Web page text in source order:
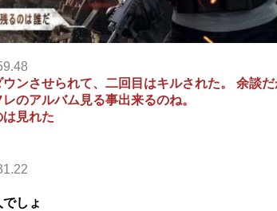
ンさせられて、二回目はキルされた。 余談
のアルバム見る事出来るのね。
見れた
しょ